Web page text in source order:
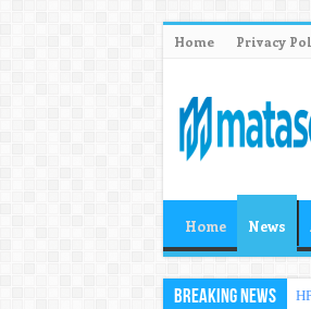
Home Privacy
Home News
Breaking News